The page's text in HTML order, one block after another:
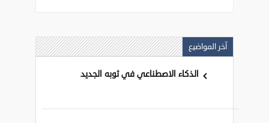
آخر المواضيع
الذكاء الاصطناعي في ثوبه الجديد